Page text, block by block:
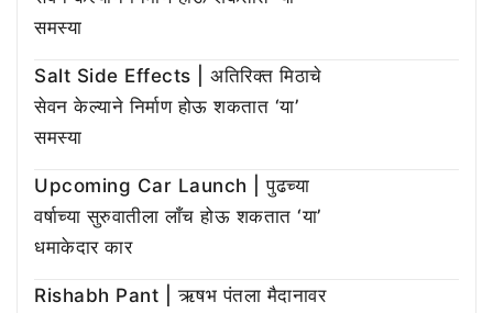
समस्या
Salt Side Effects | अतिरिक्त मिठाचे
सेवन केल्याने निर्माण होऊ शकतात ‘या’
समस्या
Upcoming Car Launch | पुढच्या
वर्षाच्या सुरुवातीला लाँच होऊ शकतात ‘या’
धमाकेदार कार
Rishabh Pant | ऋषभ पंतला मैदानावर